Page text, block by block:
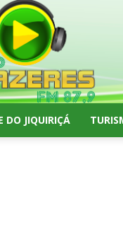
DO JIQUIRIÇÁ